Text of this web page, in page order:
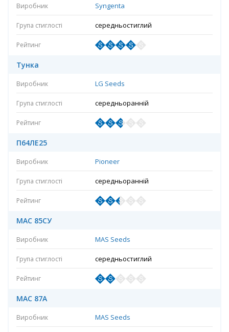
Syngenta
середньостиглий
Тунка
LG Seeds
середньоранній
П64ЛЕ25
Pioneer
середньоранній
МАС 85СУ
MAS Seeds
середньостиглий
МАС 87А
MAS Seeds